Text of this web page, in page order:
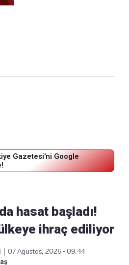
Gazetesi'ni Google
hasat başladı!
ihraç ediliyor
07 Ağustos, 2026 - 09:44